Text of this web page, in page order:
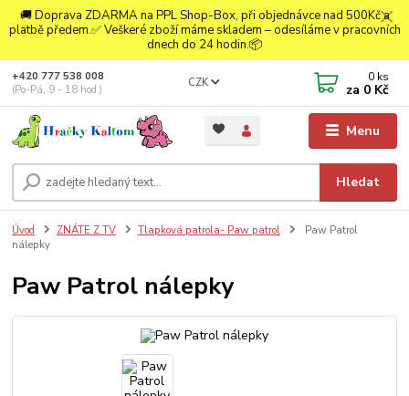
🚚 Doprava ZDARMA na PPL Shop-Box, při objednávce nad 500Kč a
platbě předem.✅ Veškeré zboží máme skladem – odesíláme v pracovních
dnech do 24 hodin.📦
Menu
CZK
Hledat
+420 777 538 008
(Po-Pá, 9 - 18 hod.)
0 ks
za 0 Kč
Úvod ZNÁTE Z TV Tlapková patrola- Paw patrol
Paw Patrol
nálepky
Paw Patrol nálepky